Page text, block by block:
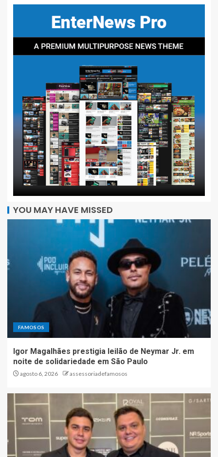
YOU MAY HAVE MISSED
FAMOSOS
Igor Magalhães prestigia leilão de Neymar Jr. em
noite de solidariedade em São Paulo
agosto 6, 2026 assessoriadefamosos